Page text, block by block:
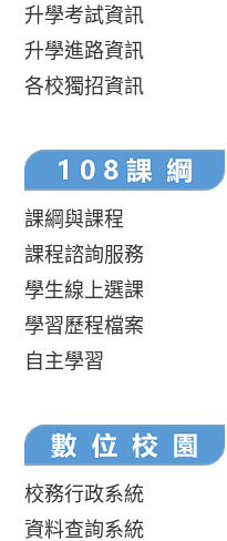
升學考試資訊
升學進路資訊
各校獨招資訊
課綱與課程
課程諮詢服務
學生線上選課
學習歷程檔案
自主學習
校務行政系統
資料查詢系統